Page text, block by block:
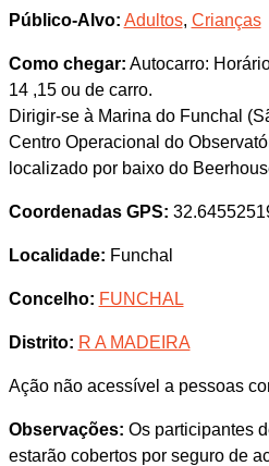
Público-Alvo: Adultos, Crianças
Como chegar: Autocarro:
14 ,15 ou de carro.
Dirigir-se à Marina do Funchal
Centro Operacional do
localizado por baixo do
Coordenadas GPS:
Localidade: Funchal
Concelho: FUNCHAL
Distrito: R A MADEIRA
Ação não acessível a pessoas
Observações: Os participantes
estarão cobertos por seguro de